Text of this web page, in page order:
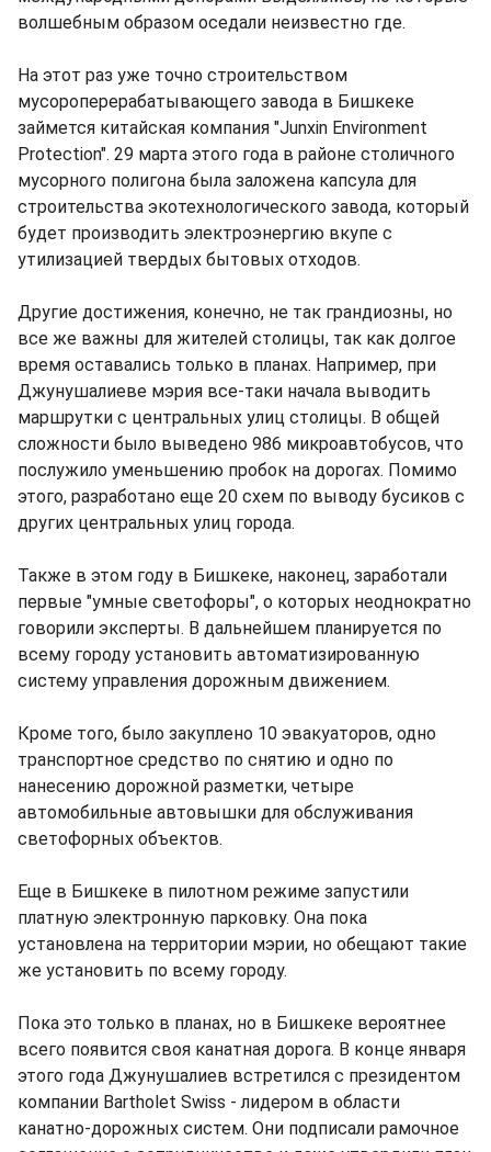
волшебным образом оседали неизвестно где.
На этот раз уже точно строительством
мусороперерабатывающего завода в Бишкеке
займется китайская компания "Junxin Environment
Protection". 29 марта этого года в районе столичного
мусорного полигона была заложена капсула для
строительства экотехнологического завода, который
будет производить электроэнергию вкупе с
утилизацией твердых бытовых отходов.
Другие достижения, конечно, не так грандиозны, но
все же важны для жителей столицы, так как долгое
время оставались только в планах. Например, при
Джунушалиеве мэрия все-таки начала выводить
маршрутки с центральных улиц столицы. В общей
сложности было выведено 986 микроавтобусов, что
послужило уменьшению пробок на дорогах. Помимо
этого, разработано еще 20 схем по выводу бусиков с
других центральных улиц города.
Также в этом году в Бишкеке, наконец, заработали
первые "умные светофоры", о которых неоднократно
говорили эксперты. В дальнейшем планируется по
всему городу установить автоматизированную
систему управления дорожным движением.
Кроме того, было закуплено 10 эвакуаторов, одно
транспортное средство по снятию и одно по
нанесению дорожной разметки, четыре
автомобильные автовышки для обслуживания
светофорных объектов.
Еще в Бишкеке в пилотном режиме запустили
платную электронную парковку. Она пока
установлена на территории мэрии, но обещают такие
же установить по всему городу.
Пока это только в планах, но в Бишкеке вероятнее
всего появится своя канатная дорога. В конце января
этого года Джунушалиев встретился с президентом
компании Bartholet Swiss - лидером в области
канатно-дорожных систем. Они подписали рамочное